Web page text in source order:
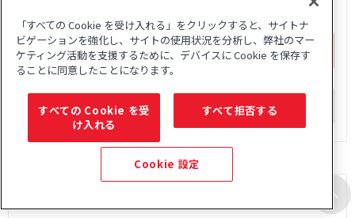
問題
「すべての Cookie を受け入れる」をクリックすると、サイトナ
ビゲーションを強化し、サイトの使用状況を分析し、弊社のマー
ケティング活動を支援するために、デバイスに Cookie を保存す
ることに同意したことになります。
すべての Cookie を受
け入れる
すべて拒否する
Cookie 設定